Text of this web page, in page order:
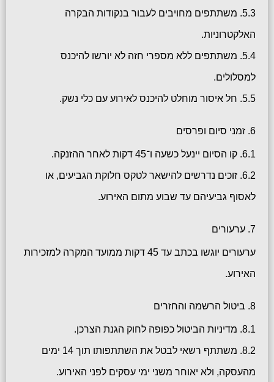
5.3. משתתפים מחויבים לעבור בנקודות הבקרה
האלקטרוניות.
5.4. משתתפים ללא מספרי חזה לא יורשו להיכנס
למסלולים.
5.5. חל איסור מוחלט להיכנס לאירוע עם כלי נשק.
6. זמני סיום ופרסים
6.1. קו הסיום יינעל כשעה ו־45 דקות לאחר ההזנקה.
6.2. זוכים נדרשים להישאר לטקס חלוקת הגביעים, או
לאסוף גביעיהם עד שבוע מתום האירוע.
7. ערעורים
ערעורים יוגשו בכתב עד 45 דקות ממועד המקרה למזכירות
האירוע.
8. ביטול הרשמה והחזרים
8.1. מדיניות הביטול כפופה לחוק הגנת הצרכן.
8.2. משתתף רשאי לבטל את השתתפותו תוך 14 ימים
מהעסקה, ולא יאוחר משני ימי עסקים לפני האירוע.